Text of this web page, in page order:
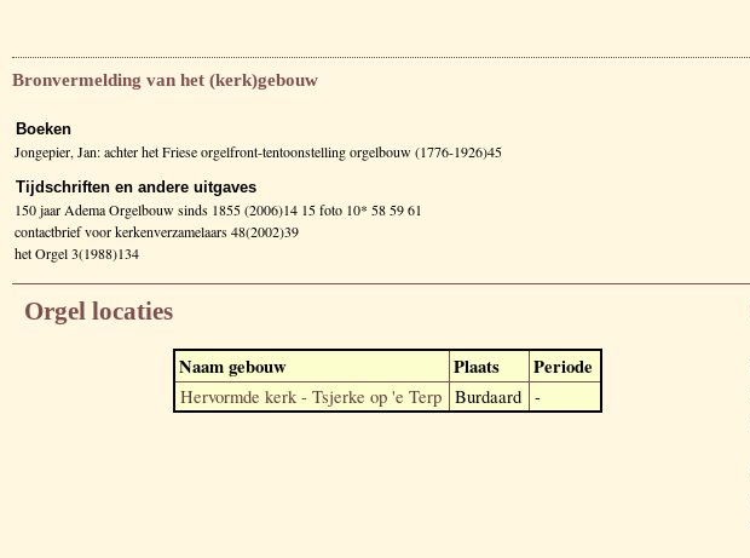
Bronvermelding van het (kerk)gebouw
Boeken
Jongepier, Jan: achter het Friese orgelfront-tentoonstelling orgelbouw (1776-1926)45
Tijdschriften en andere uitgaves
150 jaar Adema Orgelbouw sinds 1855 (2006)14 15 foto 10* 58 59 61
contactbrief voor kerkenverzamelaars 48(2002)39
het Orgel 3(1988)134
Orgel locaties
Naam gebouw Plaats Periode
Hervormde kerk - Tsjerke op 'e Terp Burdaard -